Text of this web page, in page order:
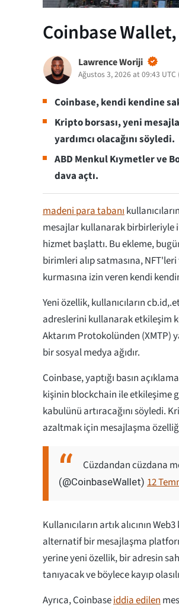
Coinbase Wallet,
Lawrence Woriji
Ağustos 3, 2026 at 09:43 UTC
Coinbase, kendi kendine
Kripto borsası, yeni
yardımcı olacağını söyledi.
ABD Menkul Kıymetler ve
dava açtı.
madeni para tabanı
mesajlar kullanarak birbirleriyle
hizmet başlattı. Bu ekleme,
birimleri alıp satmasına,
kurmasına izin veren kendi
Yeni özellik, kullanıcıların
adreslerini kullanarak etkileşim
Aktarım Protokolünden (XMTP)
bir sosyal medya ağıdır.
Coinbase, yaptığı basın
kişinin blockchain ile etkileşime
kabulünü artıracağını söyledi.
azaltmak için mesajlaşma
Cüzdandan cüzdana
(@CoinbaseWallet) 12
Kullanıcıların artık alıcının
alternatif bir mesajlaşma
yerine yeni özellik, bir adresin
tanıyacak ve böylece kayıp
Ayrıca, Coinbaseiddia edilen